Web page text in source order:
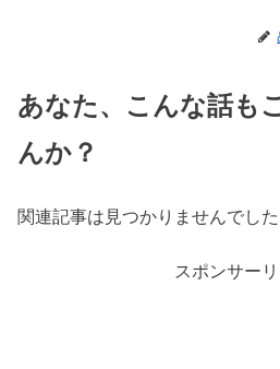
あなた、こんな話も
んか？
関連記事は見つかりませんでした
スポンサー